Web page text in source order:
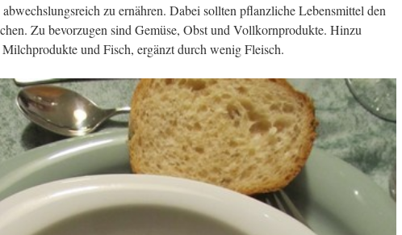
zu ernähren. Dabei sollten pflanzliche Lebensmittel den
Zu bevorzugen sind Gemüse, Obst und Vollkornprodukte. Hinzu
und Fisch, ergänzt durch wenig Fleisch.